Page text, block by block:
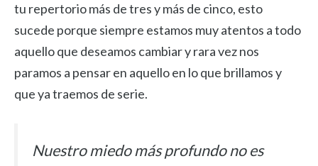
tu repertorio más de tres y más de cinco, esto
sucede porque siempre estamos muy atentos a todo
aquello que deseamos cambiar y rara vez nos
paramos a pensar en aquello en lo que brillamos y
que ya traemos de serie.
Nuestro miedo más profundo no es